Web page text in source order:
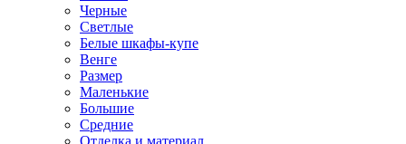
Черные
Светлые
Белые шкафы-купе
Венге
Размер
Маленькие
Большие
Средние
Отделка и материал